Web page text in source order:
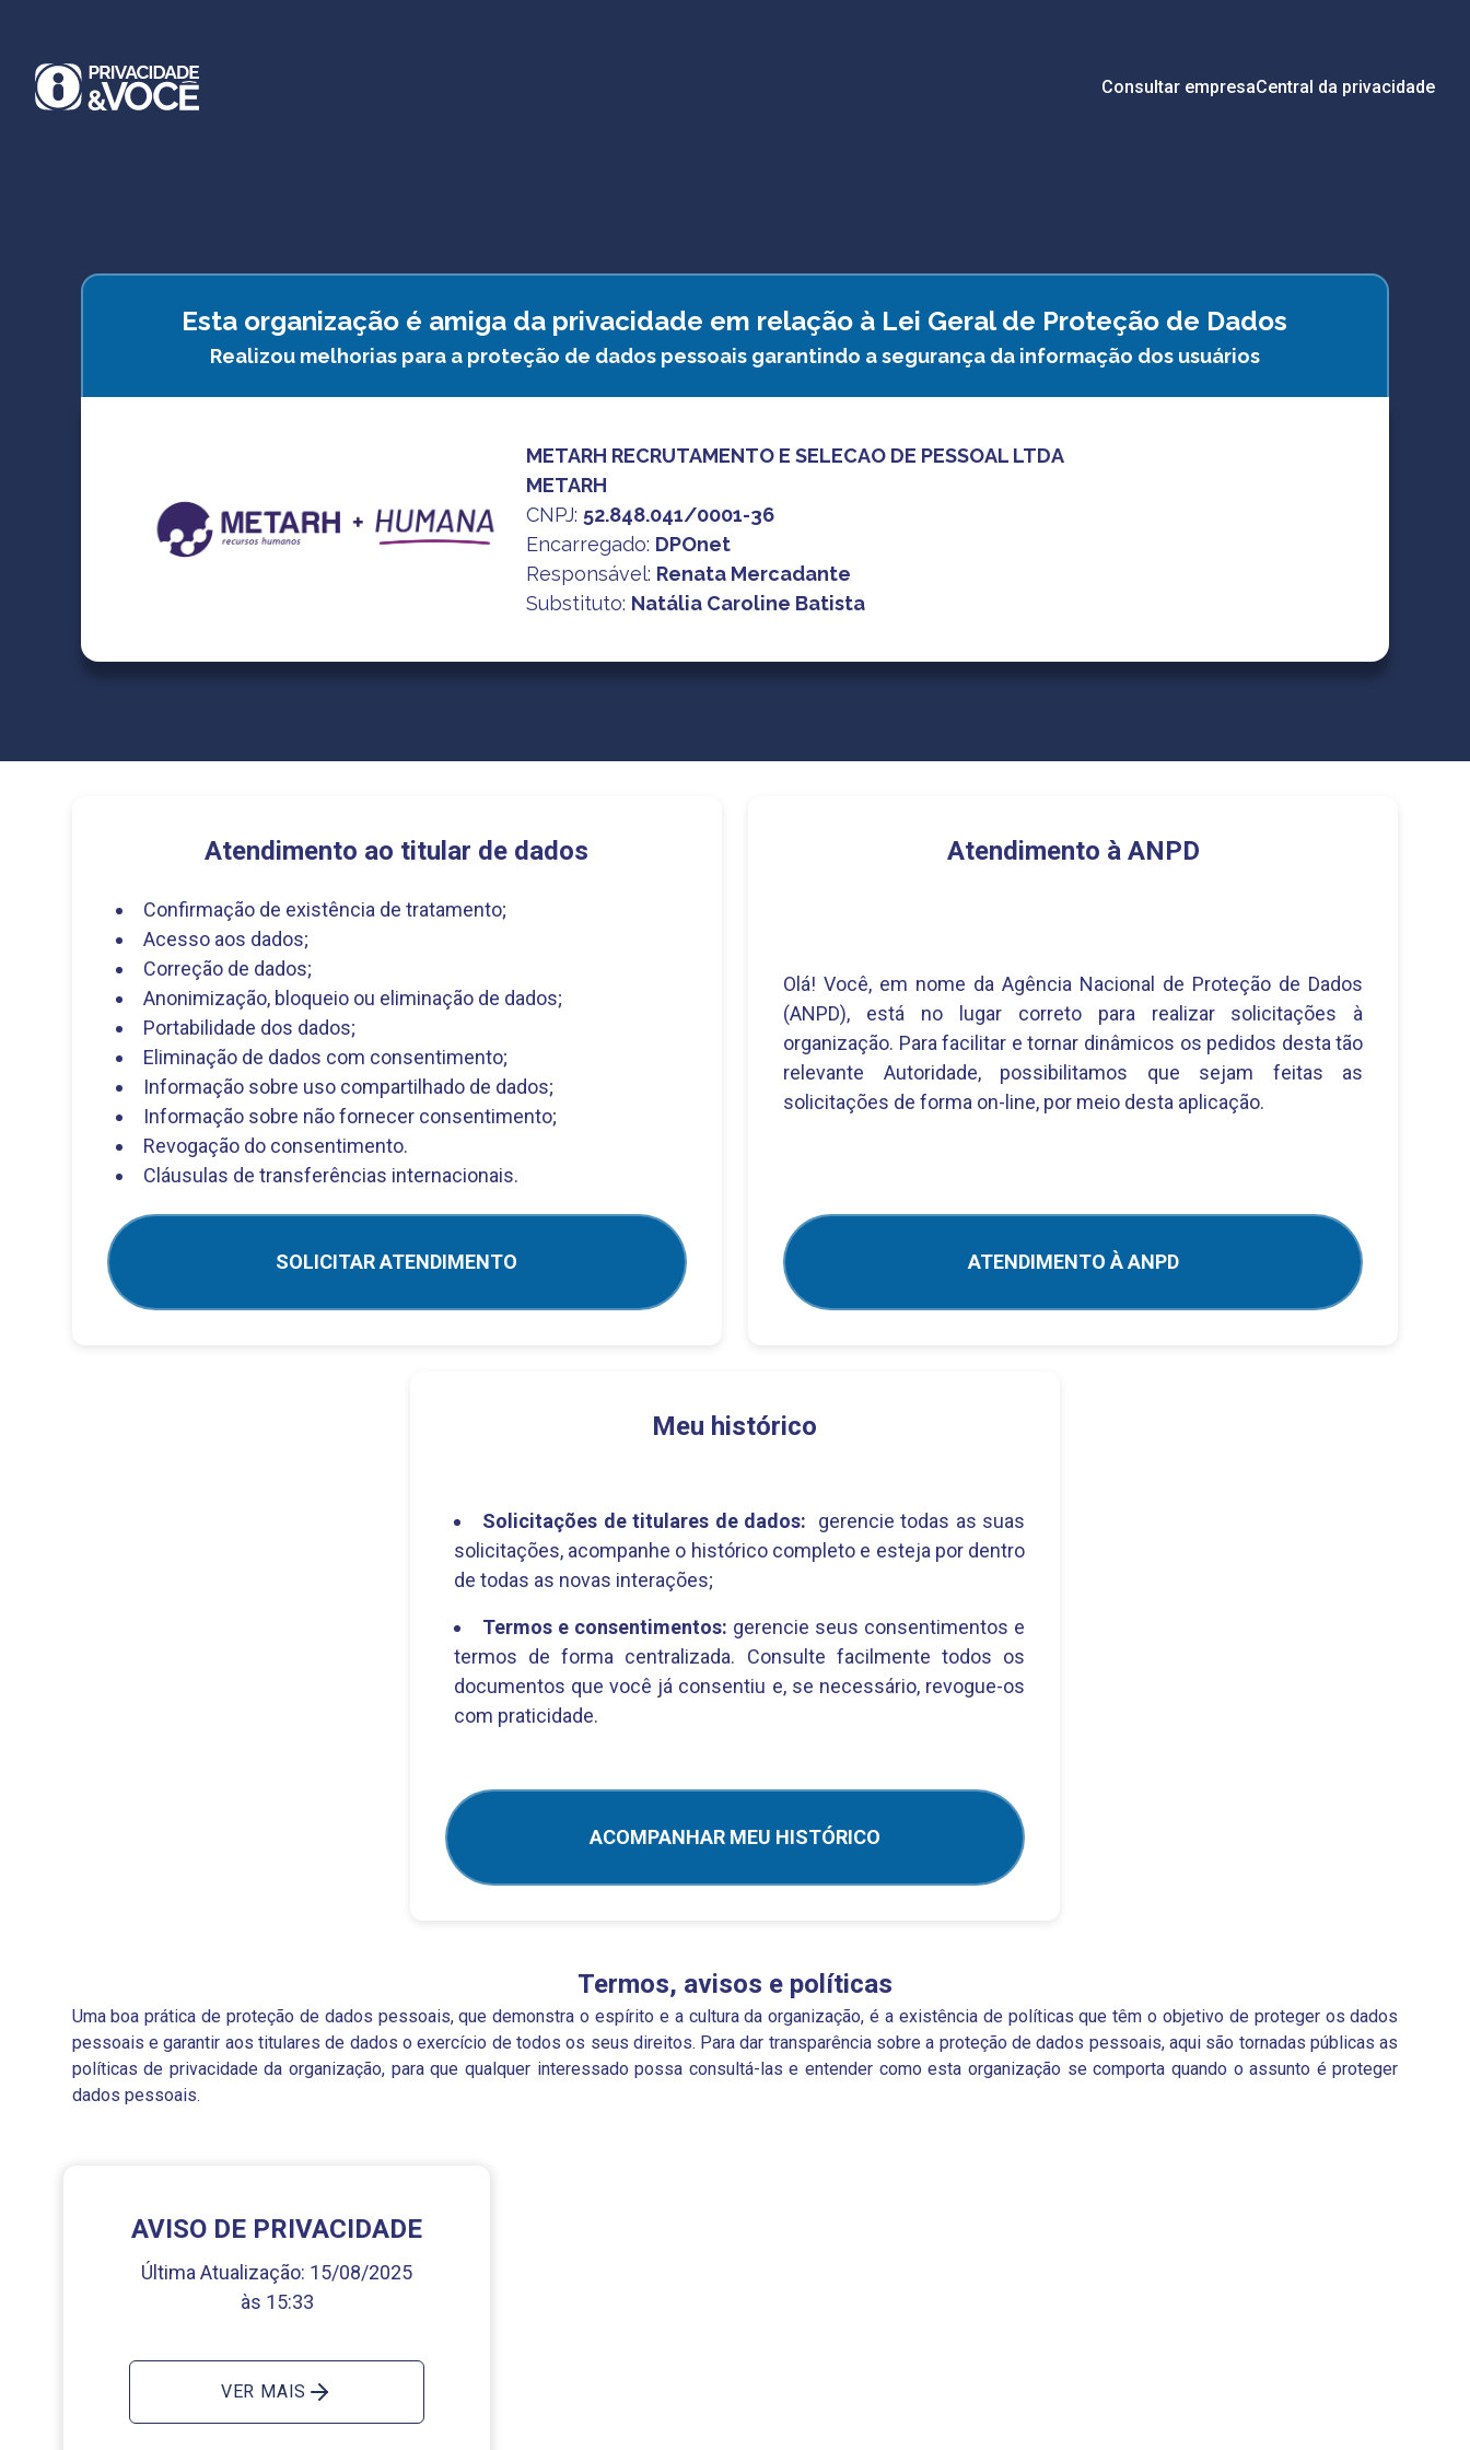
Consultar empresaCentral da privacidade
Esta organização é amiga da privacidade em relação à Lei Geral de Proteção de Dados
Realizou melhorias para a proteção de dados pessoais garantindo a segurança da informação dos usuários
METARH RECRUTAMENTO E SELECAO DE PESSOAL LTDA
METARH
CNPJ: 52.848.041/0001-36
Encarregado: DPOnet
Responsável: Renata Mercadante
Substituto: Natália Caroline Batista
Atendimento ao titular de dados
Confirmação de existência de tratamento;
Acesso aos dados;
Correção de dados;
Anonimização, bloqueio ou eliminação de dados;
Portabilidade dos dados;
Eliminação de dados com consentimento;
Informação sobre uso compartilhado de dados;
Informação sobre não fornecer consentimento;
Revogação do consentimento.
Cláusulas de transferências internacionais.
SOLICITAR ATENDIMENTO
Atendimento à ANPD
Olá! Você, em nome da Agência Nacional de Proteção de Dados
(ANPD), está no lugar correto para realizar solicitações à
organização. Para facilitar e tornar dinâmicos os pedidos desta tão
relevante Autoridade, possibilitamos que sejam feitas as
solicitações de forma on-line, por meio desta aplicação.
ATENDIMENTO À ANPD
Meu histórico
Solicitações de titulares de dados: gerencie todas as suas
solicitações, acompanhe o histórico completo e esteja por dentro
de todas as novas interações;
Termos e consentimentos: gerencie seus consentimentos e
termos de forma centralizada. Consulte facilmente todos os
documentos que você já consentiu e, se necessário, revogue-os
com praticidade.
ACOMPANHAR MEU HISTÓRICO
Termos, avisos e políticas
Uma boa prática de proteção de dados pessoais, que demonstra o espírito e a cultura da organização, é a existência de políticas que têm o objetivo de proteger os dados
pessoais e garantir aos titulares de dados o exercício de todos os seus direitos. Para dar transparência sobre a proteção de dados pessoais, aqui são tornadas públicas as
políticas de privacidade da organização, para que qualquer interessado possa consultá-las e entender como esta organização se comporta quando o assunto é proteger
dados pessoais.
AVISO DE PRIVACIDADE
Última Atualização: 15/08/2025
às 15:33
VER MAIS